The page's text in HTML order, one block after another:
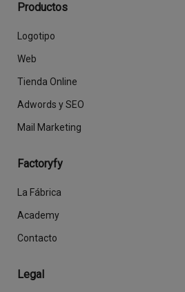
Productos
Logotipo
Web
Tienda Online
Adwords y SEO
Mail Marketing
Factoryfy
La Fábrica
Academy
Contacto
Legal